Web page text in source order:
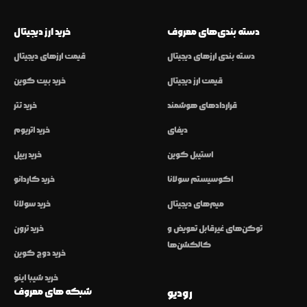
خرید ارز دیجیتال
قیمت ارزهای دیجیتال
خرید بیت کوین
خرید تتر
خرید اتریوم
خرید ریپل
خرید کاردانو
خرید سولانا
خرید ترون
خرید دوج کوین
خرید شیبا اینو
دسته بندی‌های معروف
دسته بندی ارزهای دیجیتال
قیمت ارز دیجیتال
قراردادهای هوشمند
دیفای
استیبل کوین
اکوسیستم سولانا
میم‌های دیجیتال
توکن‌های غیرقابل تعویض و
کالکشن‌ها
شبکه های معروف رودیو